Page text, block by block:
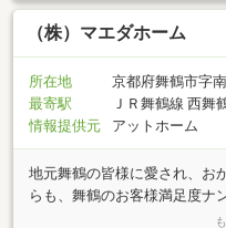
（株）マエダホーム
所在地
京都府舞鶴市字
最寄駅
ＪＲ舞鶴線 西舞
情報提供元
アットホーム
地元舞鶴の皆様に愛され、お
らも、舞鶴のお客様満足度ナ
らより良いものを！』『他社